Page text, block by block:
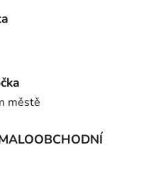
městě